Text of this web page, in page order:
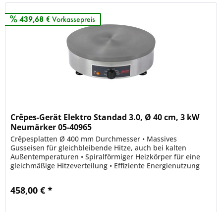
439,68 € Vorkassepreis
Crêpes-Gerät Elektro Standad 3.0, Ø 40 cm, 3 kW
Neumärker 05-40965
Crêpesplatten Ø 400 mm Durchmesser • Massives
Gusseisen für gleichbleibende Hitze, auch bei kalten
Außentemperaturen • Spiralförmiger Heizkörper für eine
gleichmäßige Hitzeverteilung • Effiziente Energienutzung
458,00 € *